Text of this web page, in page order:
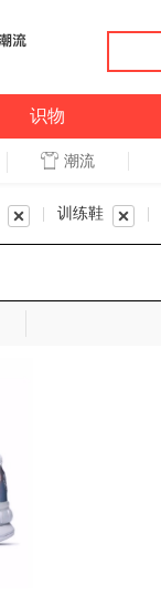
识物
潮流
训练鞋